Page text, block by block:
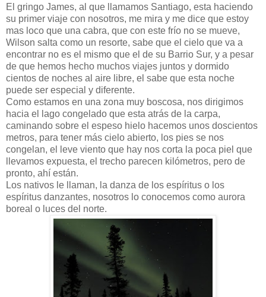
El gringo James, al que llamamos Santiago, esta haciendo
su primer viaje con nosotros, me mira y me dice que estoy
mas loco que una cabra, que con este frío no se mueve,
Wilson salta como un resorte, sabe que el cielo que va a
encontrar no es el mismo que el de su Barrio Sur, y a pesar
de que hemos hecho muchos viajes juntos y dormido
cientos de noches al aire libre, el sabe que esta noche
puede ser especial y diferente.
Como estamos en una zona muy boscosa, nos dirigimos
hacia el lago congelado que esta atrás de la carpa,
caminando sobre el espeso hielo hacemos unos doscientos
metros, para tener más cielo abierto, los pies se nos
congelan, el leve viento que hay nos corta la poca piel que
llevamos expuesta, el trecho parecen kilómetros, pero de
pronto, ahí están.
Los nativos le llaman, la danza de los espíritus o los
espíritus danzantes, nosotros lo conocemos como aurora
boreal o luces del norte.